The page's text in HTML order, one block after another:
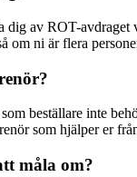
dig av ROT-
om ni är flera
beställare inte
som hjälper er
måla om?